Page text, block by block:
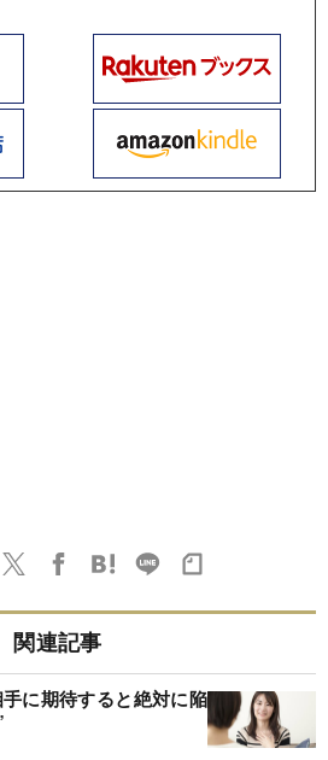
関連記事
に期待すると絶対に陥